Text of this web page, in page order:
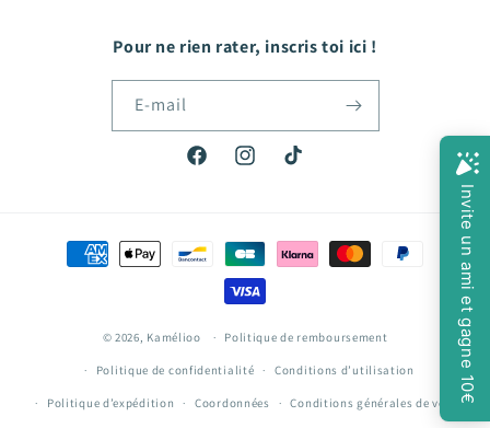
Pour ne rien rater, inscris toi ici !
E-mail
FacebookInstagramTikTok
Moyens
© 2026, Kamélioo Politique de remboursement
Politique de confidentialité Conditions d’utilisation
Politique d’expédition Coordonnées Conditions générales de vente